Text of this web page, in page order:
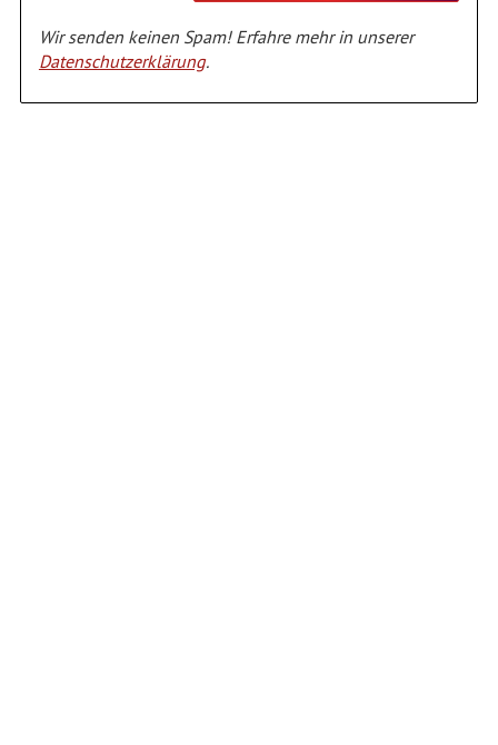
Wir senden keinen Spam! Erfahre mehr in unserer
Datenschutzerklärung.
Alternative: